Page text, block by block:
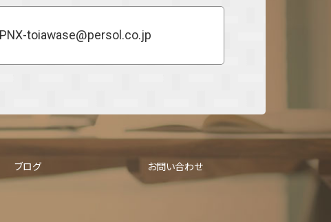
PNX-toiawase@persol.co.jp
ブログ お問い合わせ